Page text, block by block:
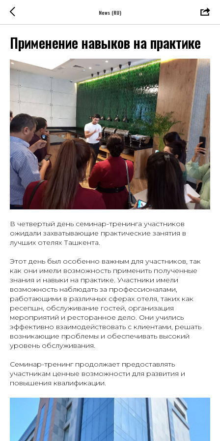
News (RU)
Применение навыков на практике
В четвертый день семинар-тренинга участников
ожидали захватывающие практические занятия в
лучших отелях Ташкента.
Этот день был особенно важным для участников, так
как они имели возможность применить полученные
знания и навыки на практике. Участники имели
возможность наблюдать за профессионалами,
работающими в различных сферах отеля, таких как
ресепшн, обслуживание гостей, организация
мероприятий и ресторанное дело. Они учились
эффективно взаимодействовать с клиентами, решать
возникающие проблемы и обеспечивать высокий
уровень обслуживания.
Семинар-тренинг продолжает предоставлять
участникам ценные возможности для развития и
повышения квалификации.